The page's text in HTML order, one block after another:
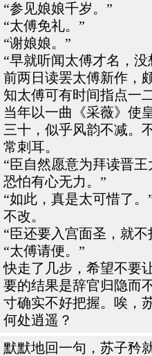
“参见娘娘千岁。”
“太傅免礼。”
“谢娘娘。”
“早就听闻太傅才名，
前两日读罢太傅新作，
知太傅可有时间指点一
当年以一曲《采薇》使
三十，似乎风韵不减。
常刺耳。
“臣自然愿意为拜读晋
恐怕有心无力。”
“如此，真是太可惜了
不改。
“臣还要入宫面圣，就
“太傅请便。”
快走了几步，希望不要
要的结果是辞官归隐而
寸确实不好把握。唉，
何处逍遥？
默默地回一句，苏子矜